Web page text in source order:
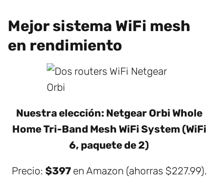
Mejor sistema WiFi mesh
en rendimiento
Nuestra elección: Netgear Orbi Whole
Home Tri-Band Mesh WiFi System (WiFi
6, paquete de 2)
Precio: $397 en Amazon (ahorras $227.99).